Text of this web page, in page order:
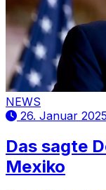
NEWS
26. Januar 2025
Das sagte
Mexiko